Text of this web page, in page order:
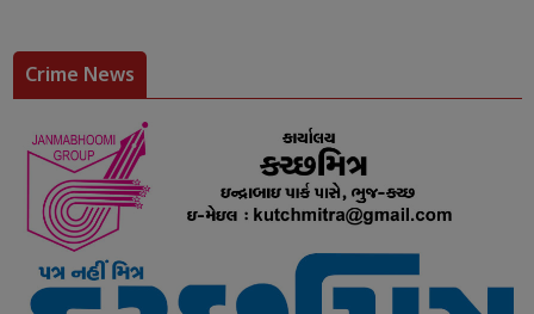
Crime News